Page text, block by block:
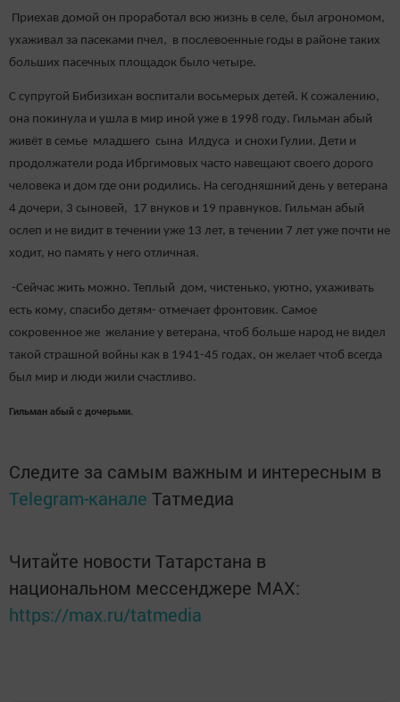
Приехав домой он проработал всю жизнь в селе, был агрономом,
ухаживал за пасеками пчел, в послевоенные годы в районе таких
больших пасечных площадок было четыре.
С супругой Бибизихан воспитали восьмерых детей. К сожалению,
она покинула и ушла в мир иной уже в 1998 году. Гильман абый
живёт в семье младшего сына Илдуса и снохи Гулии. Дети и
продолжатели рода Ибргимовых часто навещают своего дорого
человека и дом где они родились. На сегодняшний день у ветерана
4 дочери, 3 сыновей, 17 внуков и 19 правнуков. Гильман абый
ослеп и не видит в течении уже 13 лет, в течении 7 лет уже почти не
ходит, но память у него отличная.
-Сейчас жить можно. Теплый дом, чистенько, уютно, ухаживать
есть кому, спасибо детям- отмечает фронтовик. Самое
сокровенное же желание у ветерана, чтоб больше народ не видел
такой страшной войны как в 1941-45 годах, он желает чтоб всегда
был мир и люди жили счастливо.
Гильман абый с дочерьми.
Следите за самым важным и интересным в
Telegram-канале Татмедиа
Читайте новости Татарстана в
национальном мессенджере MАХ:
https://max.ru/tatmedia